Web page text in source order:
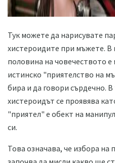
Тук можете да нарисувате
хистероидите при мъжете. В
половина на човечеството
истинско "приятелство на
бира и да говори сърдечно.
хистероидът се проявява
"приятел" е обект на
си.
Това означава, че избора на